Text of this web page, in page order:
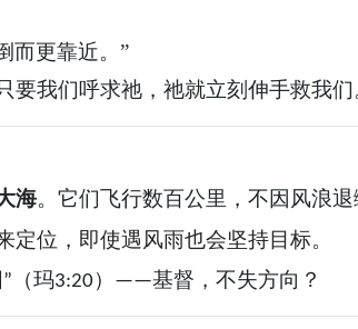
而更靠近。”
要我们呼求祂，祂就立刻伸手救我
海。它们飞行数百公里，不因风浪
位，即使遇风雨也会坚持目标。
” （玛3:20） ——基督，不失方向？